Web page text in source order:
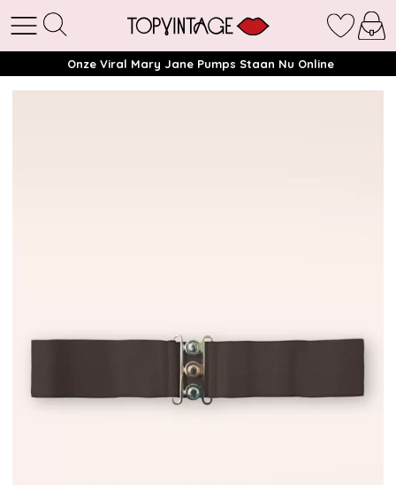
Onze Viral Mary Jane Pumps Staan Nu Online